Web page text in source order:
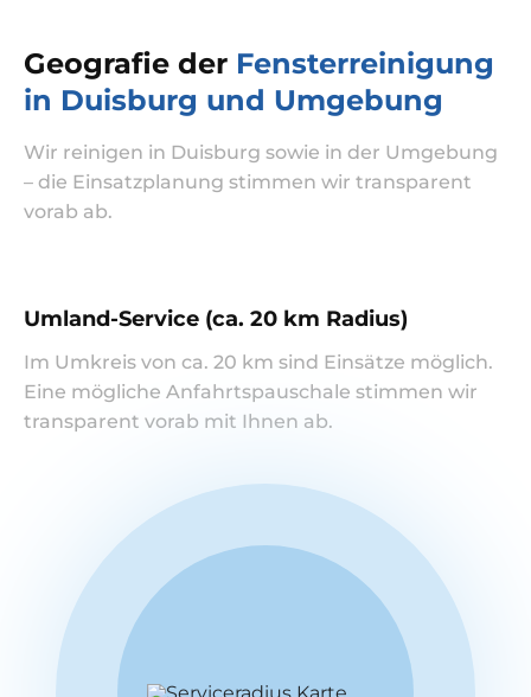
Geografie der Fensterreinigung
in Duisburg und Umgebung
Wir reinigen in Duisburg sowie in der Umgebung
– die Einsatzplanung stimmen wir transparent
vorab ab.
Umland-Service (ca. 20 km Radius)
Im Umkreis von ca. 20 km sind Einsätze möglich.
Eine mögliche Anfahrtspauschale stimmen wir
transparent vorab mit Ihnen ab.